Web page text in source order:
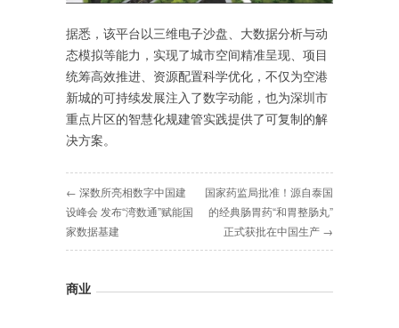
据悉，该平台以三维电子沙盘、大数据分析与动
态模拟等能力，实现了城市空间精准呈现、项目
统筹高效推进、资源配置科学优化，不仅为空港
新城的可持续发展注入了数字动能，也为深圳市
重点片区的智慧化规建管实践提供了可复制的解
决方案。
← 深数所亮相数字中国建
设峰会 发布“湾数通”赋能国
家数据基建
国家药监局批准！源自泰国
的经典肠胃药“和胃整肠丸”
正式获批在中国生产 →
商业